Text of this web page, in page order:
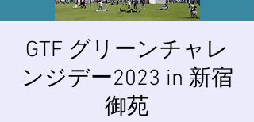
GTF グリーンチャレ
ンジデー2023 in 新宿
御苑